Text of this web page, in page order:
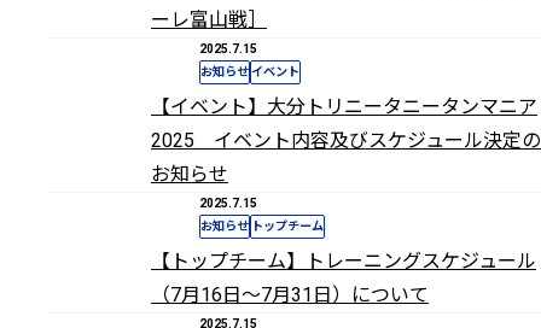
ーレ富山戦］
2025.7.15
お知らせイベント
【イベント】大分トリニータニータンマニア
2025 イベント内容及びスケジュール決定の
お知らせ
2025.7.15
お知らせ トップチーム
【トップチーム】トレーニングスケジュール
（7月16日～7月31日）について
2025.7.15